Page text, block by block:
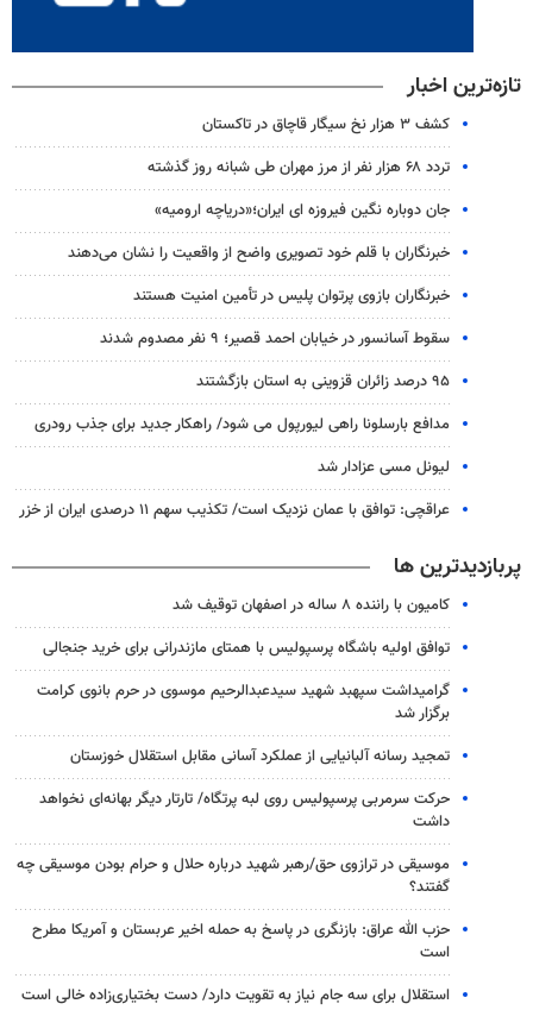
تازه‌ترین اخبار
کشف ۳ هزار نخ سیگار قاچاق در تاکستان
تردد ۶۸ هزار نفر از مرز مهران طی شبانه روز گذشته
جان دوباره نگین فیروزه ای ایران؛«دریاچه ارومیه»
خبرنگاران با قلم خود تصویری واضح از واقعیت را نشان می‌دهند
خبرنگاران بازوی پرتوان پلیس در تأمین امنیت هستند
سقوط آسانسور در خیابان احمد قصیر؛ ۹ نفر مصدوم شدند
۹۵ درصد زائران قزوینی به استان بازگشتند
مدافع بارسلونا راهی لیورپول می شود/ راهکار جدید برای جذب رودری
لیونل مسی عزادار شد
عراقچی: توافق با عمان نزدیک است/ تکذیب سهم ۱۱ درصدی ایران از خزر
پربازدیدترین ها
کامیون با راننده ۸ ساله در اصفهان توقیف شد
توافق اولیه باشگاه پرسپولیس با همتای مازندرانی برای خرید جنجالی
گرامیداشت سپهبد شهید سیدعبدالرحیم موسوی در حرم بانوی کرامت
برگزار شد
تمجید رسانه آلبانیایی از عملکرد آسانی مقابل استقلال خوزستان
حرکت سرمربی پرسپولیس روی لبه پرتگاه/ تارتار دیگر بهانه‌ای نخواهد
داشت
موسیقی در ترازوی حق/رهبر شهید درباره حلال و حرام بودن موسیقی چه
گفتند؟
حزب الله عراق: بازنگری در پاسخ به حمله اخیر عربستان و آمریکا مطرح
است
استقلال برای سه جام نیاز به تقویت دارد/ دست بختیاری‌زاده خالی است